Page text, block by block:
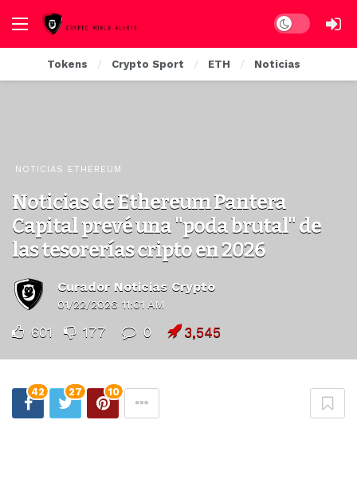
Dark mode
Tokens Crypto Sport ETH Noticias
NOTICIAS ETHEREUM
Noticias de Ethereum Pantera
Capital prevé una "poda brutal" de
las tesorerías cripto en 2026
Curador Noticias Crypto
01/22/2026 11:01 AM
601 177 0 3,545
42 27 10